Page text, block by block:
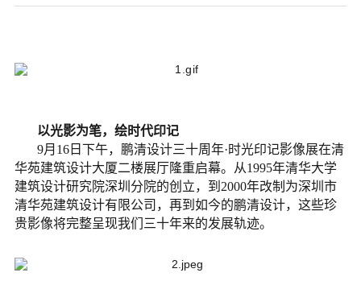
以光影为笔，绘时代印记
9月16日下午，鹏清设计三十周年·时光印记影像展在清
华苑建筑设计大厦二楼展厅隆重启幕。
从1995年清华大学
建筑设计研究院深圳分院的创立，到 2000年改制为深圳市
清华苑建筑设计有限公司，再到如今的鹏清设计，这些珍
贵影像将完整呈现我们三十年来的发展轨迹。